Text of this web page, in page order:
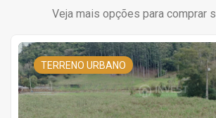
Veja mais opções para comprar
TERRENO URBANO